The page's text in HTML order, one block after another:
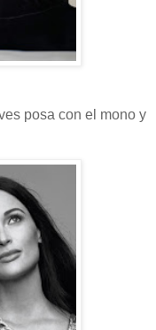
posa con el mono y